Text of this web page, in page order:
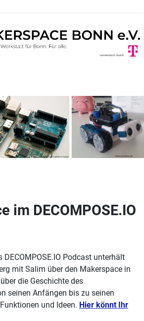
im DECOMPOSE.IO
DECOMPOSE.IO Podcast unterhält
mit Salim über den Makerspace in
die Geschichte des
seinen Anfängen bis zu seinen
und Ideen. Hier könnt Ihr